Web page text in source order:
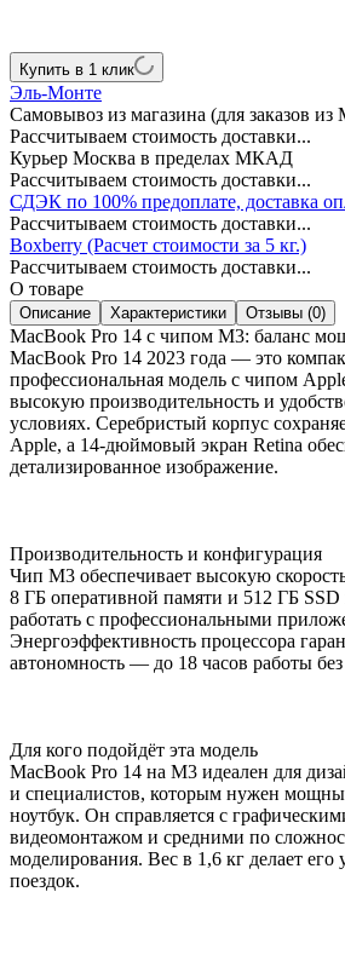
Купить в 1 клик
Эль-Монте
Самовывоз из магазина (для заказов
Рассчитываем стоимость доставки...
Курьер Москва в пределах МКАД
Рассчитываем стоимость доставки...
СДЭК по 100% предоплате, доставка
Рассчитываем стоимость доставки...
Boxberry (Расчет стоимости за 5 кг.)
Рассчитываем стоимость доставки...
О товаре
Описание Характеристики Отзывы (0)
MacBook Pro 14 с чипом M3: баланс
MacBook Pro 14 2023 года — это
профессиональная модель с чипом
высокую производительность и
условиях. Серебристый корпус
Apple, а 14-дюймовый экран Retina
детализированное изображение.
Производительность и конфигурация
Чип M3 обеспечивает высокую
8 ГБ оперативной памяти и 512 ГБ
работать с профессиональными
Энергоэффективность процессора
автономность — до 18 часов работы без
Для кого подойдёт эта модель
MacBook Pro 14 на M3 идеален для
и специалистов, которым нужен
ноутбук. Он справляется с
видеомонтажом и средними по
моделирования. Вес в 1,6 кг делает
поездок.